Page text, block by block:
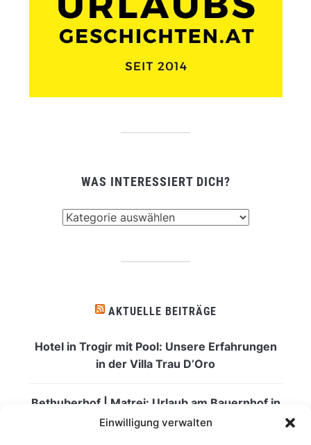
Einwilligung verwalten
WAS INTERESSIERT DICH?
AKTUELLE BEITRÄGE
Hotel in Trogir mit Pool: Unsere Erfahrungen
in der Villa Trau D’Oro
Bethuberhof | Matrei: Urlaub am Bauernhof in
Osttirol